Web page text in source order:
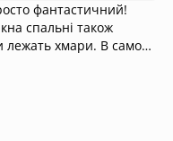
фантастичний!
спальні також
хмари. В самому
затишно. Крім того,
каву. Чан з джакузі
А до мангала є